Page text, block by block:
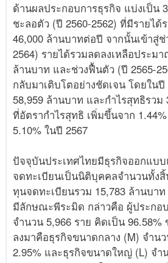
ด้านผลประกอบการธุรกิจ แบ่งเป็น
ชะลอตัว (ปี 2560-2562) ที่มีรายได้
46,000 ล้านบาทต่อปี จากนั้นเข้าสู่
2564) รายได้รวมลดลงเหลือประม
ล้านบาท และช่วงฟื้นตัว (ปี 2565-
กลับมาเติบโตอย่างชัดเจน โดยในปี
58,959 ล้านบาท และกำไรสุทธิรว
ที่อัตรากำไรสุทธิ เพิ่มขึ้นจาก
5.10% ในปี 2567
ปัจจุบันประเทศไทยมีธุรกิจออกแบ
จดทะเบียนเป็นนิติบุคคลจำนวนทั้ง
ทุนจดทะเบียนรวม 15,783 ล้านบาท
มีลักษณะพีระมิด กล่าวคือ ผู้ประกอ
จำนวน 5,966 ราย คิดเป็น 96.58%
ลงมาคือธุรกิจขนาดกลาง (M) จำน
2.95% และธุรกิจขนาดใหญ่ (L) จำ